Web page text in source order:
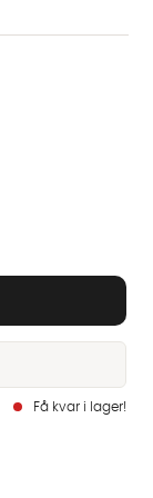
Få kvar i lager!